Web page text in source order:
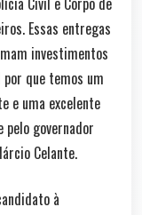
Essas entregas
investimentos
por que temos um
e uma excelente
pelo governador
Celante.
à